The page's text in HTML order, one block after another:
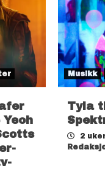
Musikk
Tyla
2